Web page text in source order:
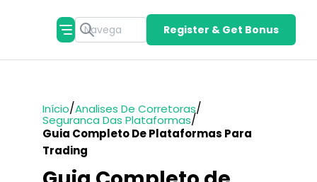
Register & Get Bonus
Início/Analises De Corretoras/
Seguranca Das Plataformas/
Guia Completo De Plataformas Para
Trading